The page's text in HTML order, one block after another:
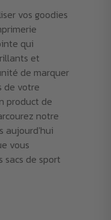
vos goodies
qui
et
de marquer
de votre
product de
notre
aujourd'hui
vous
sacs de sport